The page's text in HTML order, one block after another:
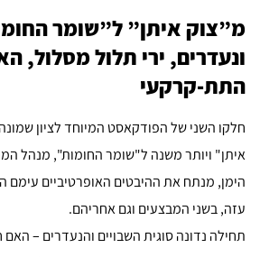
מ”צוק איתן” ל”שומר
ונעדרים, ירי תלול מסלול,
התת-קרקעי
חלקו השני של הפודקאסט המיוחד לציון
איתן" ויותר משנה ל"שומר החומות", מנהל
הימן, מנתח את ההיבטים האופרטיביים
עזה, בשני המבצעים וגם אחריהם.
תחילה נדונה סוגית השבויים והנעדרים –